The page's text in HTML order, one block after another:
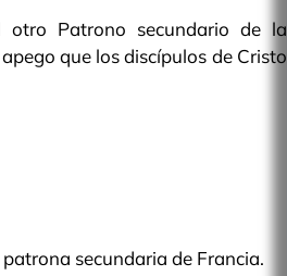
Patrono secundario de la
que los discípulos de Cristo
secundaria de Francia.